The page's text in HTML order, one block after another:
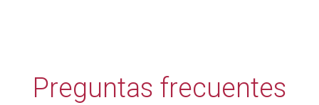
Preguntas frecuentes